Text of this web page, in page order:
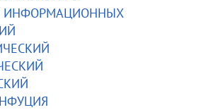
ИНФОРМАЦИОННЫХ